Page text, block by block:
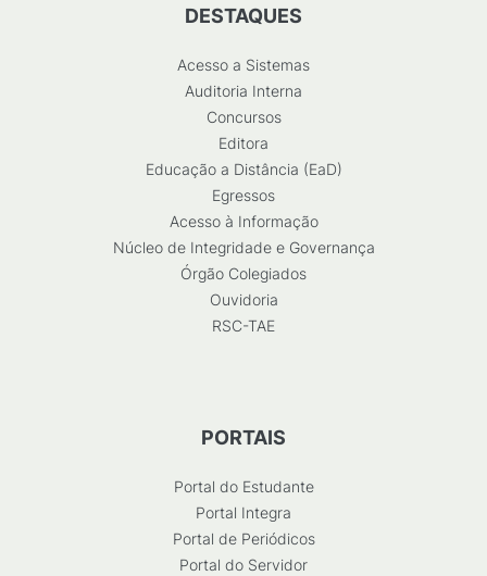
DESTAQUES
Acesso a Sistemas
Auditoria Interna
Concursos
Editora
Educação a Distância (EaD)
Egressos
Acesso à Informação
Núcleo de Integridade e Governança
Órgão Colegiados
Ouvidoria
RSC-TAE
PORTAIS
Portal do Estudante
Portal Integra
Portal de Periódicos
Portal do Servidor